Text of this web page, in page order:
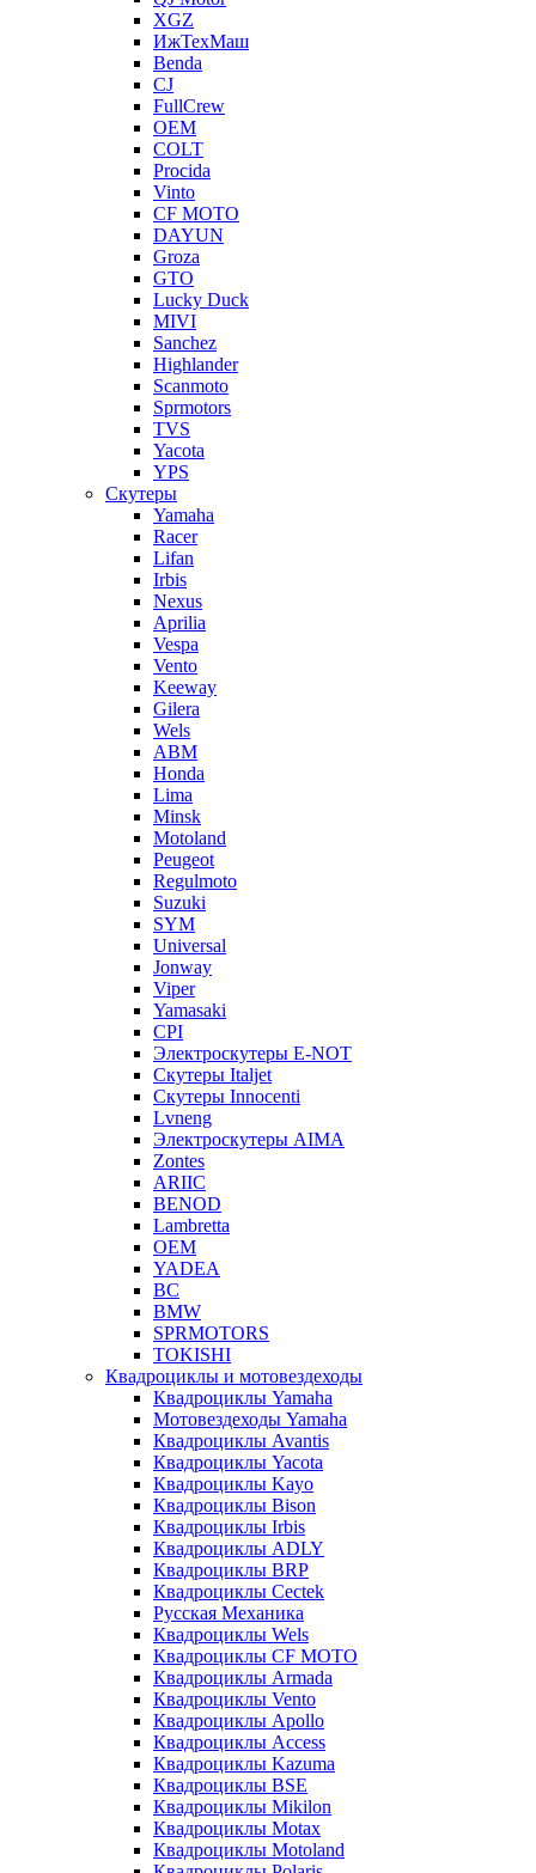
XGZ
ИжТехМаш
Benda
CJ
FullCrew
OEM
COLT
Procida
Vinto
CF MOTO
DAYUN
Groza
GTO
Lucky Duck
MIVI
Sanchez
Highlander
Scanmoto
Sprmotors
TVS
Yacota
YPS
Скутеры
Yamaha
Racer
Lifan
Irbis
Nexus
Aprilia
Vespa
Vento
Keeway
Gilera
Wels
ABM
Honda
Lima
Minsk
Motoland
Peugeot
Regulmoto
Suzuki
SYM
Universal
Jonway
Viper
Yamasaki
CPI
Электроскутеры E-NOT
Скутеры Italjet
Скутеры Innocenti
Lvneng
Электроскутеры AIMA
Zontes
ARIIC
BENOD
Lambretta
OEM
YADEA
BC
BMW
SPRMOTORS
TOKISHI
Квадроциклы и мотовездеходы
Квадроциклы Yamaha
Мотовездеходы Yamaha
Квадроциклы Avantis
Квадроциклы Yacota
Квадроциклы Kayo
Квадроциклы Bison
Квадроциклы Irbis
Квадроциклы ADLY
Квадроциклы BRP
Квадроциклы Cectek
Русская Механика
Квадроциклы Wels
Квадроциклы CF MOTO
Квадроциклы Armada
Квадроциклы Vento
Квадроциклы Apollo
Квадроциклы Access
Квадроциклы Kazuma
Квадроциклы BSE
Квадроциклы Mikilon
Квадроциклы Motax
Квадроциклы Motoland